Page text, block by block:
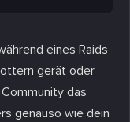
eines Raids
gerät oder
das
genauso wie dein